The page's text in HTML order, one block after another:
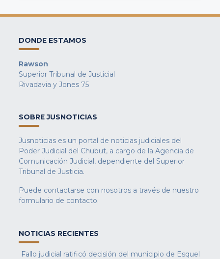
DONDE ESTAMOS
Rawson
Superior Tribunal de Justicial
Rivadavia y Jones 75
SOBRE JUSNOTICIAS
Jusnoticias es un portal de noticias judiciales del
Poder Judicial del Chubut, a cargo de la Agencia de
Comunicación Judicial, dependiente del Superior
Tribunal de Justicia.
Puede contactarse con nosotros a través de nuestro
formulario de contacto.
NOTICIAS RECIENTES
Fallo judicial ratificó decisión del municipio de Esquel